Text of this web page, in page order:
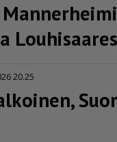
20.25